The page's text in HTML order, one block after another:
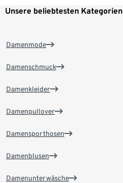
Unsere beliebtesten Kategorien
Damenmode
Damenschmuck
Damenkleider
Damenpullover
Damensporthosen
Damenblusen
Damenunterwäsche